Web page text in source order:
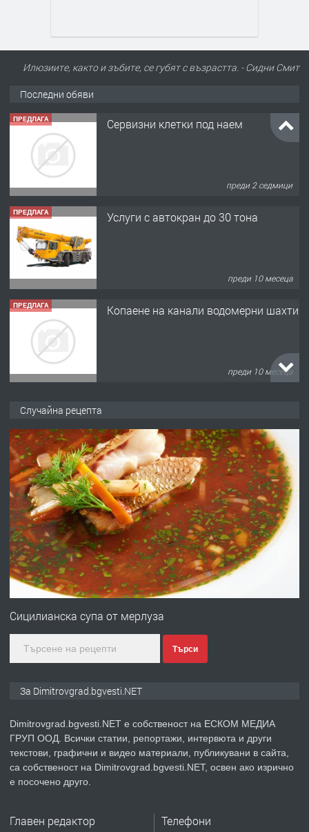
Илюзиите, както и зъбите, се губят с възрастта. - Сидни Смит
Последни обяви
ПРЕДЛАГА Сервизни клетки под наем
преди 2 седмици
ПРЕДЛАГА Услуги с автокран до 30 тона
преди 10 месеца
ПРЕДЛАГА Копаене на канали водомерни шахти
преди 10 месеца
преди 11 месеца
ПРЕДЛАГА
Отпушване на канали тоалетни
вертикални щрангове
преди 11 месеца
ПРЕДЛАГА Онлайн магазин за всички!
преди 2 месеца
ПРЕДЛАГА Къща в Странско
Случайна рецепта
Сицилианска супа от мерлуза
Търси
За Dimitrovgrad.bgvesti.NET
Dimitrovgrad.bgvesti.NET е собственост на ЕСКОМ МЕДИА
ГРУП ООД. Всички статии, репортажи, интервюта и други
текстови, графични и видео материали, публикувани в сайта,
са собственост на Dimitrovgrad.bgvesti.NET, освен ако изрично
е посочено друго.
Главен редактор Телефони